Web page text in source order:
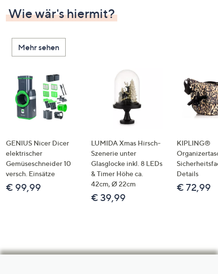
Wie wär's hiermit?
Mehr sehen
GENIUS Nicer Dicer
elektrischer
Gemüseschneider 10
versch. Einsätze
€ 99,99
LUMIDA Xmas Hirsch-
Szenerie unter
Glasglocke inkl. 8 LEDs
& Timer Höhe ca.
42cm, Ø 22cm
€ 39,99
KIPLING®
Details
€ 72,99